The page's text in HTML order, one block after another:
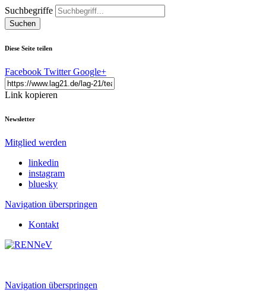
Suchbegriffe
Suchen
Diese Seite teilen
Facebook Twitter Google+
Link kopieren
Newsletter
Mitglied werden
linkedin
instagram
bluesky
Navigation überspringen
Kontakt
Navigation überspringen